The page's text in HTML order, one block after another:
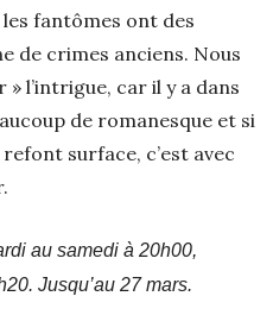
fantômes ont des
de crimes anciens. Nous
» l’intrigue, car il y a dans
de romanesque et si
surface, c’est avec
au samedi à 20h00,
Jusqu’au 27 mars.